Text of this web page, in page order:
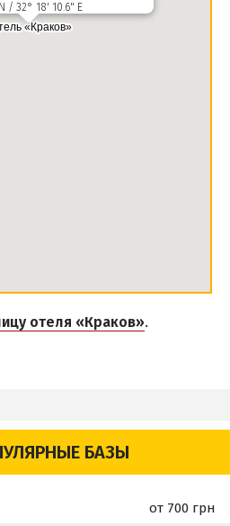
/ 32° 18' 10.6" E
отеля «Краков».
БАЗЫ
от 700 грн